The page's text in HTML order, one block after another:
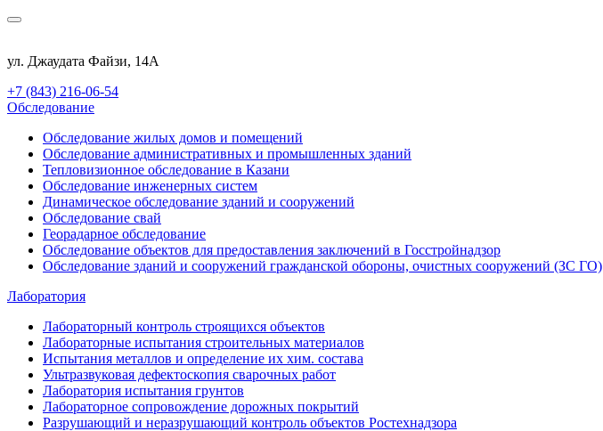
ул. Джаудата Файзи, 14А
+7 (843) 216-06-54
Обследование
Обследование жилых домов и помещений
Обследование административных и промышленных зданий
Тепловизионное обследование в Казани
Обследование инженерных систем
Динамическое обследование зданий и сооружений
Обследование свай
Георадарное обследование
Обследование объектов для предоставления заключений в Госстройнадзор
Обследование зданий и сооружений гражданской обороны, очистных сооружений (ЗС ГО)
Лаборатория
Лабораторный контроль строящихся объектов
Лабораторные испытания строительных материалов
Испытания металлов и определение их хим. состава
Ультразвуковая дефектоскопия сварочных работ
Лаборатория испытания грунтов
Лабораторное сопровождение дорожных покрытий
Разрушающий и неразрушающий контроль объектов Ростехнадзора